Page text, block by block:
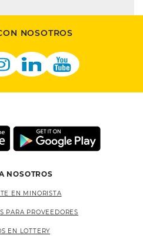
NOSOTROS
NOSOTROS
EN MINORISTA
PARA PROVEEDORES
EN LOTTERY